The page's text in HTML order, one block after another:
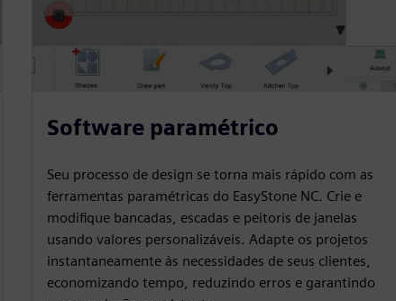
Software paramétrico
Seu processo de design se torna mais rápido com as
ferramentas paramétricas do EasyStone NC. Crie e
modifique bancadas, escadas e peitoris de janelas
usando valores personalizáveis. Adapte os projetos
instantaneamente às necessidades de seus clientes,
economizando tempo, reduzindo erros e garantindo